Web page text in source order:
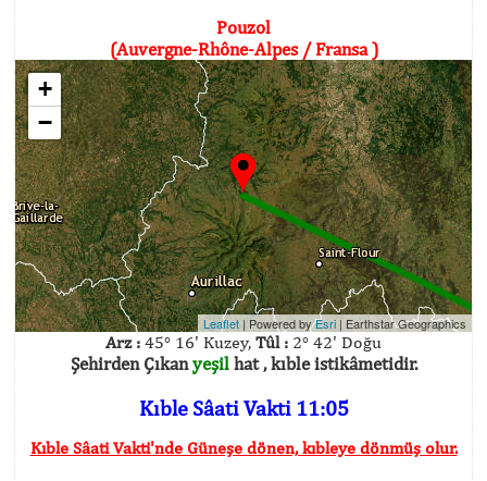
Pouzol
(Auvergne-Rhône-Alpes / Fransa )
+
−
Leaflet | Powered byEsri | Earthstar Geographics
Arz : 45° 16' Kuzey, Tûl : 2° 42' Doğu
Şehirden Çıkanyeşilhat , kıble istikâmetidir.
Kıble Sâati Vakti 11:05
Kıble Sâati Vakti'nde Güneşe dönen, kıbleye dönmüş olur.